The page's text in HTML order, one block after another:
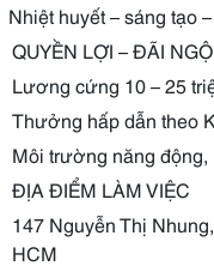
Nhiệt huyết – sáng tạo
QUYỀN LỢI – ĐÃI NGỘ
Lương cứng 10 – 25
Thưởng hấp dẫn theo
Môi trường năng
ĐỊA ĐIỂM LÀM VIỆC
147 Nguyễn Thị
HCM